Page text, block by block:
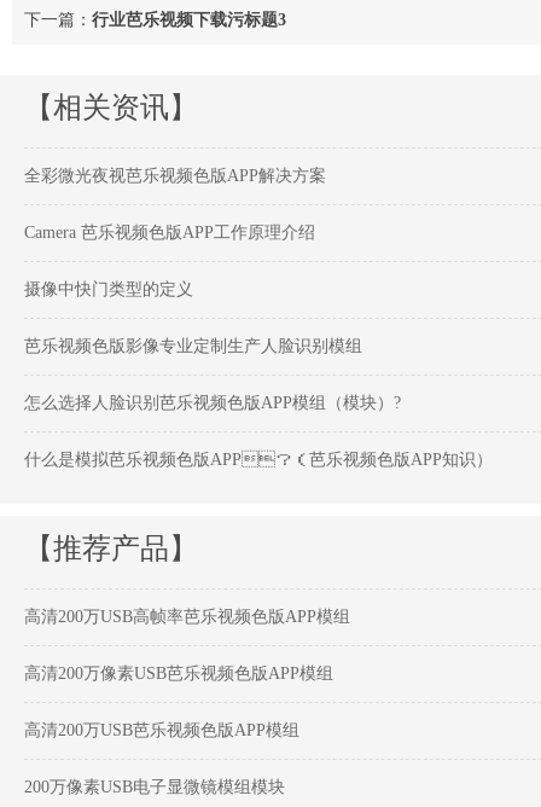
下一篇： 行业芭乐视频下载污标题3
【相关资讯】
全彩微光夜视芭乐视频色版APP解决方案
Camera 芭乐视频色版APP工作原理介绍
摄像中快门类型的定义
芭乐视频色版影像专业定制生产人脸识别模组
怎么选择人脸识别芭乐视频色版APP模组（模块）?
什么是模拟芭乐视频色版APP？（芭乐视频色版APP知识）
【推荐产品】
高清200万USB高帧率芭乐视频色版APP模组
高清200万像素USB芭乐视频色版APP模组
高清200万USB芭乐视频色版APP模组
200万像素USB电子显微镜模组模块